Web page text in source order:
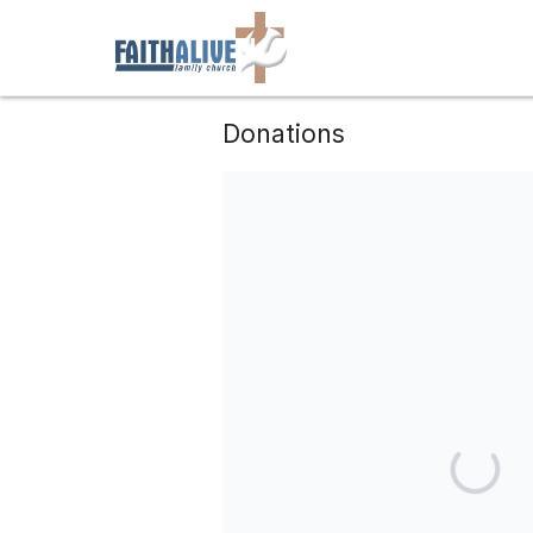
Donations